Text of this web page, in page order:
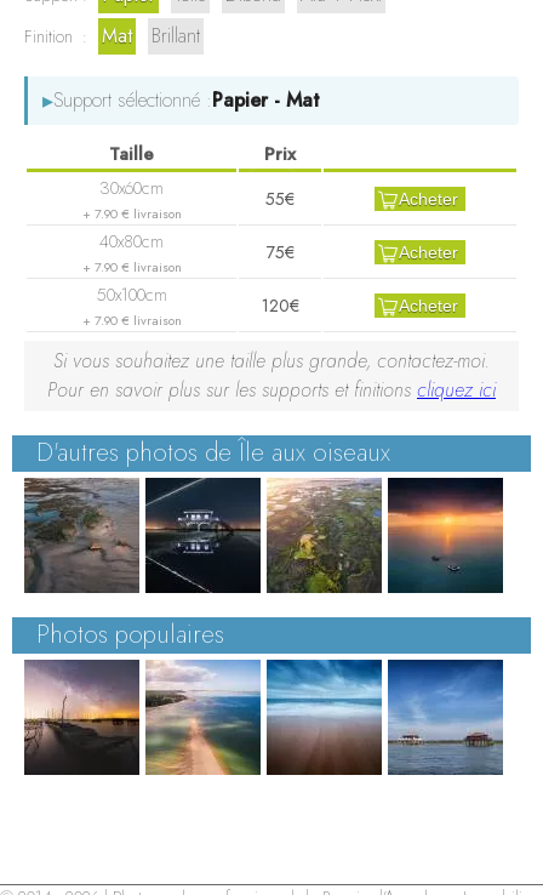
Finition : Mat Brillant
▸Support sélectionné :Papier - Mat
+ 7.90 € livraison
55€ Acheter
+ 7.90 € livraison
75€ Acheter
+ 7.90 € livraison
120€ Acheter
Si vous souhaitez une taille plus grande, contactez-moi.
Pour en savoir plus sur les supports et finitions cliquez ici
D'autres photos de Île aux oiseaux
Photos populaires